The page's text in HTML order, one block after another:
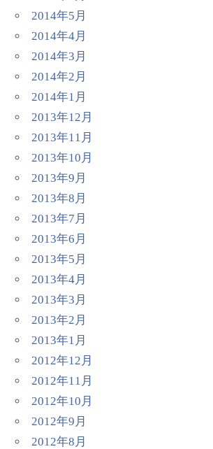
2014年5月
2014年4月
2014年3月
2014年2月
2014年1月
2013年12月
2013年11月
2013年10月
2013年9月
2013年8月
2013年7月
2013年6月
2013年5月
2013年4月
2013年3月
2013年2月
2013年1月
2012年12月
2012年11月
2012年10月
2012年9月
2012年8月